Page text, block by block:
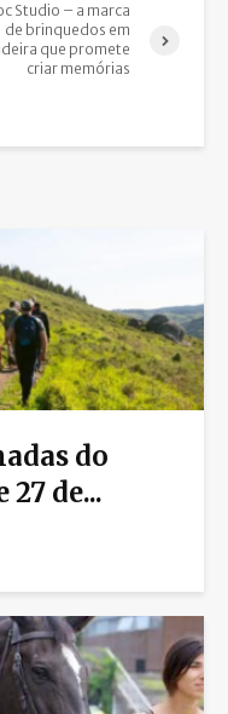
Studio – a marca
de brinquedos em
que promete
criar memórias
do
27 de...